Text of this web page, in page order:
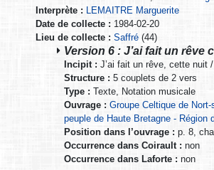
Interprète : LEMAITRE Marguerite
Date de collecte : 1984-02-20
Lieu de collecte : Saffré (44)
Version 6 : J’ai fait un rêve
Incipit : J’ai fait un rêve, cette nuit
Structure : 5 couplets de 2 vers
Type : Texte, Notation musicale
Ouvrage : Groupe Celtique de
peuple de Haute Bretagne - Région
Position dans l’ouvrage : p. 8,
Occurrence dans Coirault : non
Occurrence dans Laforte : non